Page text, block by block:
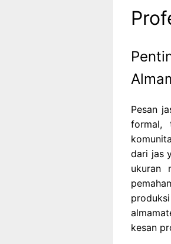
Pesan
formal,
dari jas
ukuran
kesan